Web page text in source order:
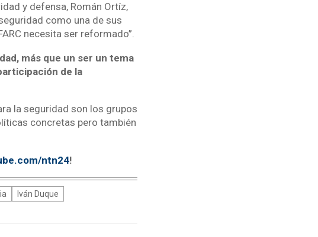
y defensa, Román Ortíz,
como una de sus
necesita ser reformado”.
más que un ser un tema
de la
la seguridad son los grupos
concretas pero también
ntn24!
Iván Duque